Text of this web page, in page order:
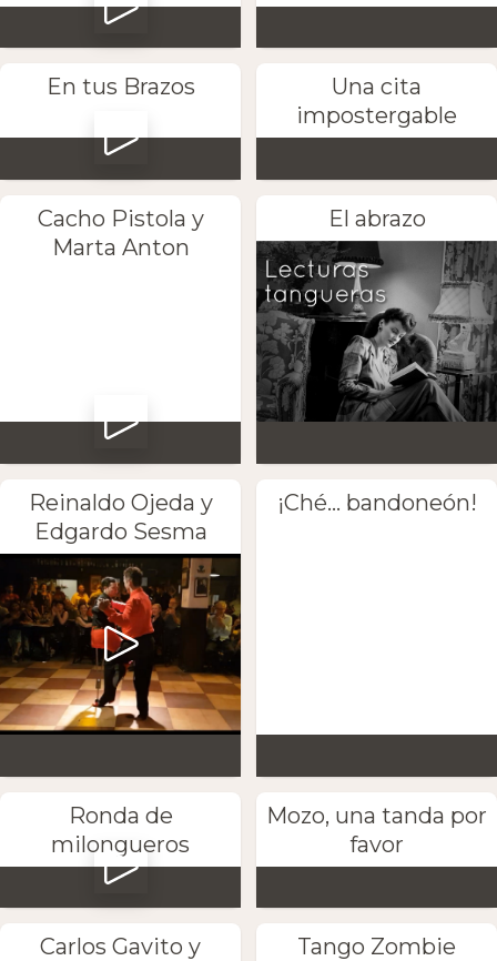
En tus Brazos
Una cita
impostergable
Cacho Pistola y
Marta Anton
El abrazo
Reinaldo Ojeda y
Edgardo Sesma
¡Ché... bandoneón!
Ronda de
milongueros
Mozo, una tanda por
favor
Carlos Gavito y
Tango Zombie